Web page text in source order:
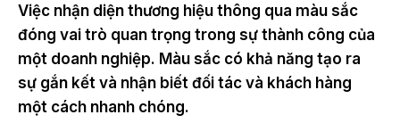
Việc nhận diện thương hiệu thông qua màu sắc
đóng vai trò quan trọng trong sự thành công của
một doanh nghiệp. Màu sắc có khả năng tạo ra
sự gắn kết và nhận biết đối tác và khách hàng
một cách nhanh chóng.